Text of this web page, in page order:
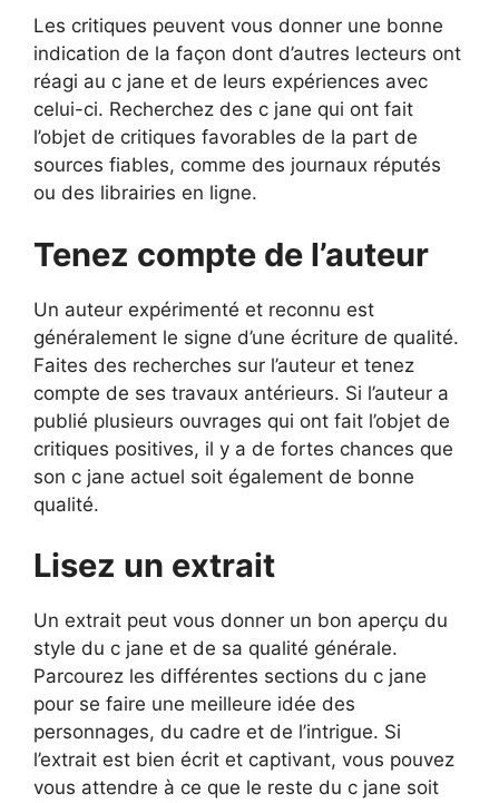
Les critiques peuvent vous donner une bonne
indication de la façon dont d’autres lecteurs ont
réagi au c jane et de leurs expériences avec
celui-ci. Recherchez des c jane qui ont fait
l’objet de critiques favorables de la part de
sources fiables, comme des journaux réputés
ou des librairies en ligne.
Tenez compte de l’auteur
Un auteur expérimenté et reconnu est
généralement le signe d’une écriture de qualité.
Faites des recherches sur l’auteur et tenez
compte de ses travaux antérieurs. Si l’auteur a
publié plusieurs ouvrages qui ont fait l’objet de
critiques positives, il y a de fortes chances que
son c jane actuel soit également de bonne
qualité.
Lisez un extrait
Un extrait peut vous donner un bon aperçu du
style du c jane et de sa qualité générale.
Parcourez les différentes sections du c jane
pour se faire une meilleure idée des
personnages, du cadre et de l’intrigue. Si
l’extrait est bien écrit et captivant, vous pouvez
vous attendre à ce que le reste du c jane soit